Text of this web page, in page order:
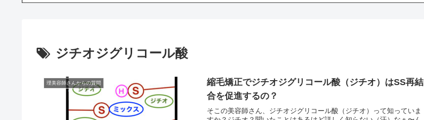
ジチオジグリコール酸
理美容師さんからの質問
縮毛矯正でジチオジグリコール酸（ジチオ）はSS再結
合を促進するの？
そこの美容師さん、ジチオジグリコール酸（ジチオ）って知っていま